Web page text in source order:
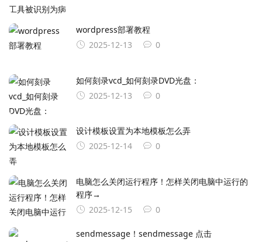
wordpress部署教程
2025-12-13
0
如何刻录vcd_如何刻录DVD光盘：
2025-12-13
0
设计模板设置为本地模板怎么弄
2025-12-14
0
电脑怎么关闭运行程序！怎样关闭电脑中运行的
程序→
2025-12-15
0
sendmessage！sendmessage 点击